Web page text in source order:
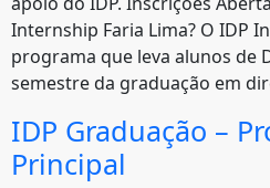
Internship Faria Lima? O IDP
programa que leva alunos de
semestre da graduação em
IDP Graduação –
Principal